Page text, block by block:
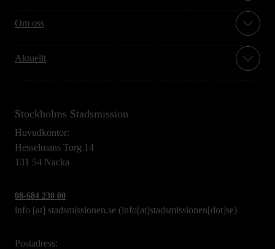
Om oss
Aktuellt
Stockholms Stadsmission
Huvudkontor:
Hesselmans Torg 14
131 54 Nacka
08-684 230 00
info [at] stadsmissionen.se (info[at]stadsmissionen[dot]se)
Postadress: